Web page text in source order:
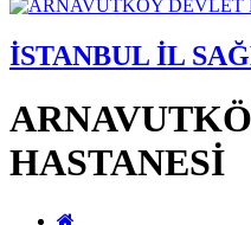
İSTANBUL İL
HASTANESİ